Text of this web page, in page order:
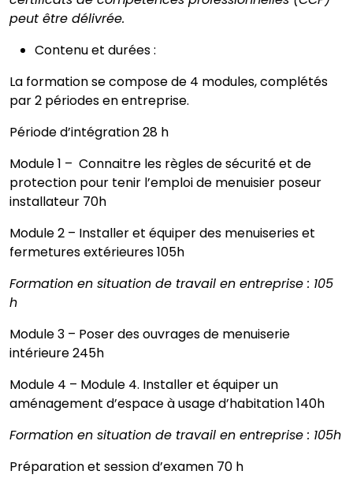
peut être délivrée.
Contenu et durées :
La formation se compose de 4 modules, complétés
par 2 périodes en entreprise.
Période d’intégration 28 h
Module 1 – Connaitre les règles de sécurité et de
protection pour tenir l’emploi de menuisier poseur
installateur 70h
Module 2 – Installer et équiper des menuiseries et
fermetures extérieures 105h
Formation en situation de travail en entreprise : 105
h
Module 3 – Poser des ouvrages de menuiserie
intérieure 245h
Module 4 – Module 4. Installer et équiper un
aménagement d’espace à usage d’habitation 140h
Formation en situation de travail en entreprise : 105h
Préparation et session d’examen 70 h